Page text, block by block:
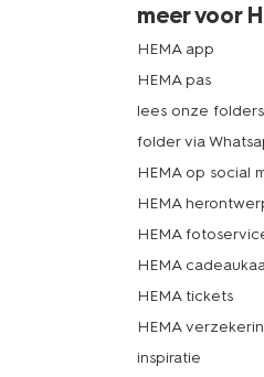
meer voor
HEMA app
HEMA pas
lees onze folders
folder via
HEMA op social
HEMA
HEMA
HEMA
HEMA tickets
HEMA
inspiratie